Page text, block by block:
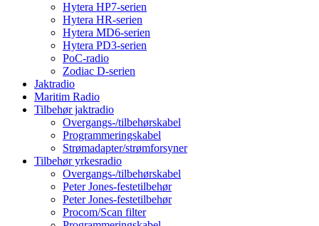
Hytera HP7-serien
Hytera HR-serien
Hytera MD6-serien
Hytera PD3-serien
PoC-radio
Zodiac D-serien
Jaktradio
Maritim Radio
Tilbehør jaktradio
Overgangs-/tilbehørskabel
Programmeringskabel
Strømadapter/strømforsyner
Tilbehør yrkesradio
Overgangs-/tilbehørskabel
Peter Jones-festetilbehør
Peter Jones-festetilbehør
Procom/Scan filter